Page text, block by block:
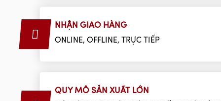
NHẬN GIAO HÀNG
ONLINE, OFFLINE, TRỰC TIẾP
QUY MÔ SẢN XUẤT LỚN